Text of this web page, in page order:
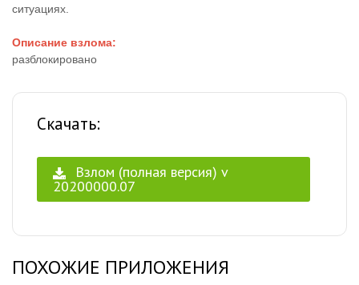
ситуациях.
Описание взлома:
разблокировано
Скачать:
Взлом (полная версия) v
20200000.07
ПОХОЖИЕ ПРИЛОЖЕНИЯ